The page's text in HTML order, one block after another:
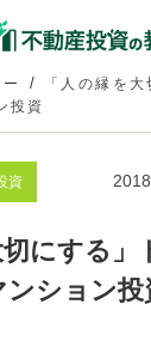
「人の縁を
投資
資
切にする
ション投